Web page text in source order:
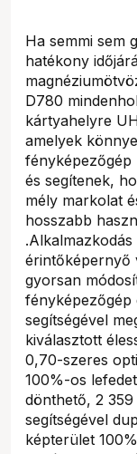
Ha semmi sem
hatékony
D780
kártyahelyre
amelyek
fényképezőgép
és segítenek,
mély markolat
hosszabb
érintőképernyő
gyorsan
fényképezőgép
segítségével
kiválasztott
0,70-szeres
100%-os
dönthető, 2
segítségével
képterület